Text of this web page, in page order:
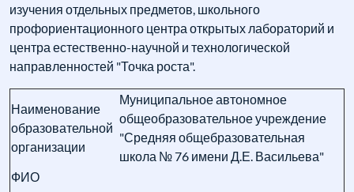
изучения отдельных предметов, школьного
профориентационного центра открытых лабораторий и
центра естественно-научной и технологической
направленностей "Точка роста".
Наименование
образовательной
организации
Муниципальное автономное
общеобразовательное учреждение
"Средняя общебразовательная
школа № 76 имени Д.Е. Васильева"
ФИО